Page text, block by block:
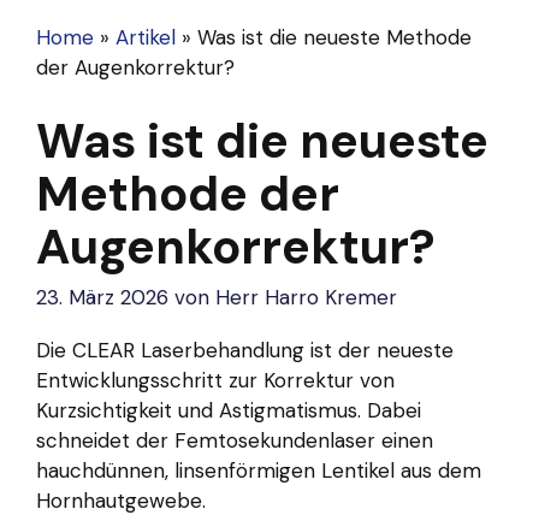
Home » Artikel » Was ist die neueste Methode
der Augenkorrektur?
Was ist die neueste
Methode der
Augenkorrektur?
23. März 2026 von Herr Harro Kremer
Die CLEAR Laserbehandlung ist der neueste
Entwicklungsschritt zur Korrektur von
Kurzsichtigkeit und Astigmatismus. Dabei
schneidet der Femtosekundenlaser einen
hauchdünnen, linsenförmigen Lentikel aus dem
Hornhautgewebe.